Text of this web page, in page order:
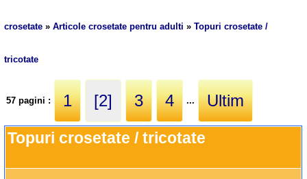
crosetate »Articole crosetate pentru adulti »Topuri crosetate /
tricotate
57 pagini : 1 [2] 3 4 ... Ultim
Topuri crosetate / tricotate